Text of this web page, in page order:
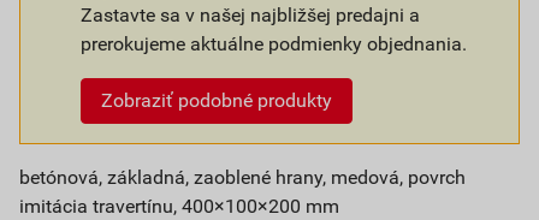
Zastavte sa v našej najbližšej predajni a
prerokujeme aktuálne podmienky objednania.
Zobraziť podobné produkty
betónová, základná, zaoblené hrany, medová, povrch
imitácia travertínu, 400×100×200 mm